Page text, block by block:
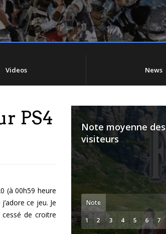
Videos News
PS4
(à 00h59 heure
ce jeu. Je
de croitre
Note moyenne des
visiteurs
Note